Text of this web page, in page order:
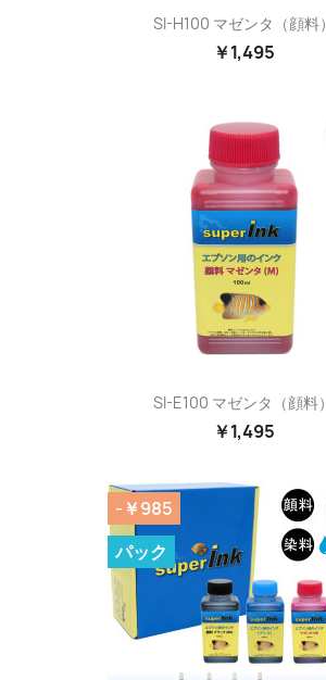
SI-H100 マゼンタ（顔料）
￥1,495
SI-E100 マゼンタ（顔料）
￥1,495
-￥985
パック